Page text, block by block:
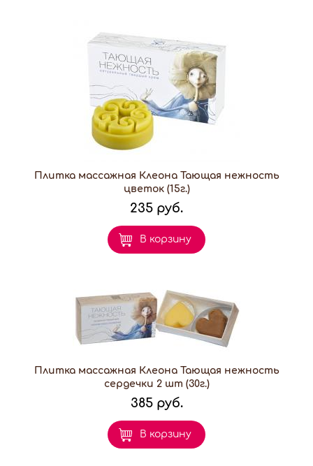
Плитка массажная Клеона Тающая нежность
цветок (15г.)
235 руб.
В корзину
Плитка массажная Клеона Тающая нежность
сердечки 2 шт (30г.)
385 руб.
В корзину